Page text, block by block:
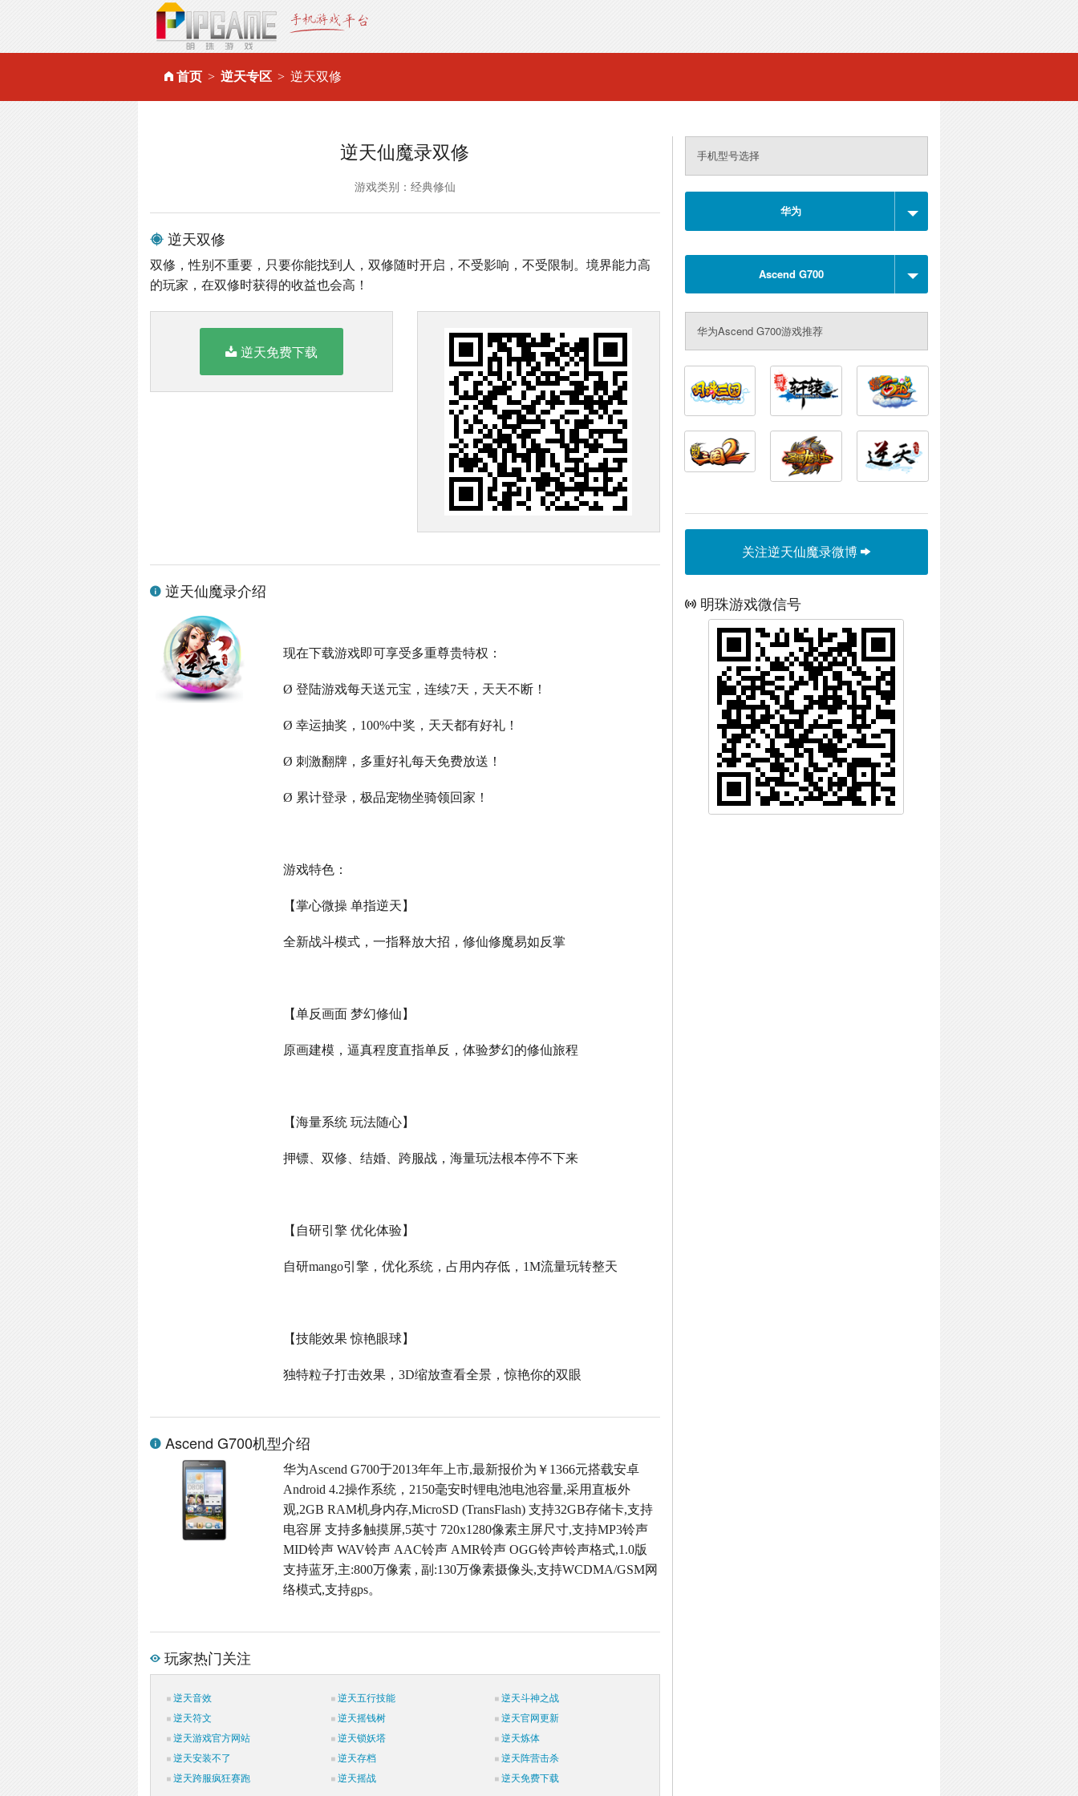
首页 逆天专区 逆天双修
逆天仙魔录双修
游戏类别：经典修仙
逆天双修
双修，性别不重要，只要你能找到人，双修随时开启，不受影响，不受限制。境界能力高
的玩家，在双修时获得的收益也会高！
逆天免费下载
逆天仙魔录介绍
现在下载游戏即可享受多重尊贵特权：
Ø 登陆游戏每天送元宝，连续7天，天天不断！
Ø 幸运抽奖，100%中奖，天天都有好礼！
Ø 刺激翻牌，多重好礼每天免费放送！
Ø 累计登录，极品宠物坐骑领回家！
游戏特色：
【掌心微操 单指逆天】
全新战斗模式，一指释放大招，修仙修魔易如反掌
【单反画面 梦幻修仙】
原画建模，逼真程度直指单反，体验梦幻的修仙旅程
【海量系统 玩法随心】
押镖、双修、结婚、跨服战，海量玩法根本停不下来
【自研引擎 优化体验】
自研mango引擎，优化系统，占用内存低， 1M流量玩转整天
【技能效果 惊艳眼球】
独特粒子打击效果，3D缩放查看全景，惊艳你的双眼
Ascend G700机型介绍
华为Ascend G700于2013年年上市,最新报价为￥1366元搭载安卓
Android 4.2操作系统，2150毫安时锂电池电池容量,采用直板外
观,2GB RAM机身内存,MicroSD (TransFlash) 支持32GB存储卡,支持
电容屏 支持多触摸屏,5英寸 720x1280像素主屏尺寸,支持MP3铃声
MID铃声 WAV铃声 AAC铃声 AMR铃声 OGG铃声铃声格式,1.0版
支持蓝牙,主:800万像素 , 副:130万像素摄像头,支持WCDMA/GSM网
络模式,支持gps。
玩家热门关注
逆天音效 逆天五行技能
逆天斗神之战
逆天符文
逆天摇钱树
逆天官网更新
逆天游戏官方网站
逆天锁妖塔
逆天炼体
逆天安装不了
逆天存档
逆天阵营击杀
逆天跨服疯狂赛跑
逆天摇战 逆天免费下载
手机型号选择
华为
Ascend G700
华为Ascend G700游戏推荐
关注逆天仙魔录微博
明珠游戏微信号